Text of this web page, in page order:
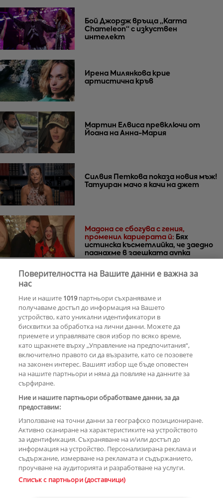
Бой Джордж връща „Karma
Chameleon“ с изкуствен
интелект
Ирена Милянкова крие
артистична кръв
Мартин Елвиса превключи от
Йоана на Анна-Мария
Силвия Петкова показа новия мъж!
Татуиран мачо я качи на джет
Мадона се сбогува с гения,
променил кариерата й: Бях
истинска късметлийка, че заедно
паднахме в заешката дупка
2027“
РЕКЛАМА
КОМЕНТАРИ
Copyright © 2007-2026 Hotnews.bg. Всички права запазени.
Поверителността на Вашите данни е важна за
нас
Ние и нашите 1019партньори съхраняваме и
получаваме достъп до информация на Вашето
устройство, като уникални идентификатори в
бисквитки за обработка на лични данни. Можете да
приемете и управлявате своя избор по всяко време,
като щракнете върху „Управление на предпочитания“,
включително правото си да възразите, като се позовете
на законен интерес. Вашият избор ще бъде оповестен
на нашите партньори и няма да повлияе на данните за
сърфиране.
Ние и нашите партньори обработваме данни, за да
предоставим:
Използване на точни данни за географско позициониране.
Активно сканиране на характеристиките на устройството
за идентификация. Съхраняване на и/или достъп до
информация на устройство. Персонализирана реклама и
съдържание, измерване на рекламата и съдържанието,
проучване на аудиторията и разработване на услуги.
Списък с партньори (доставчици)